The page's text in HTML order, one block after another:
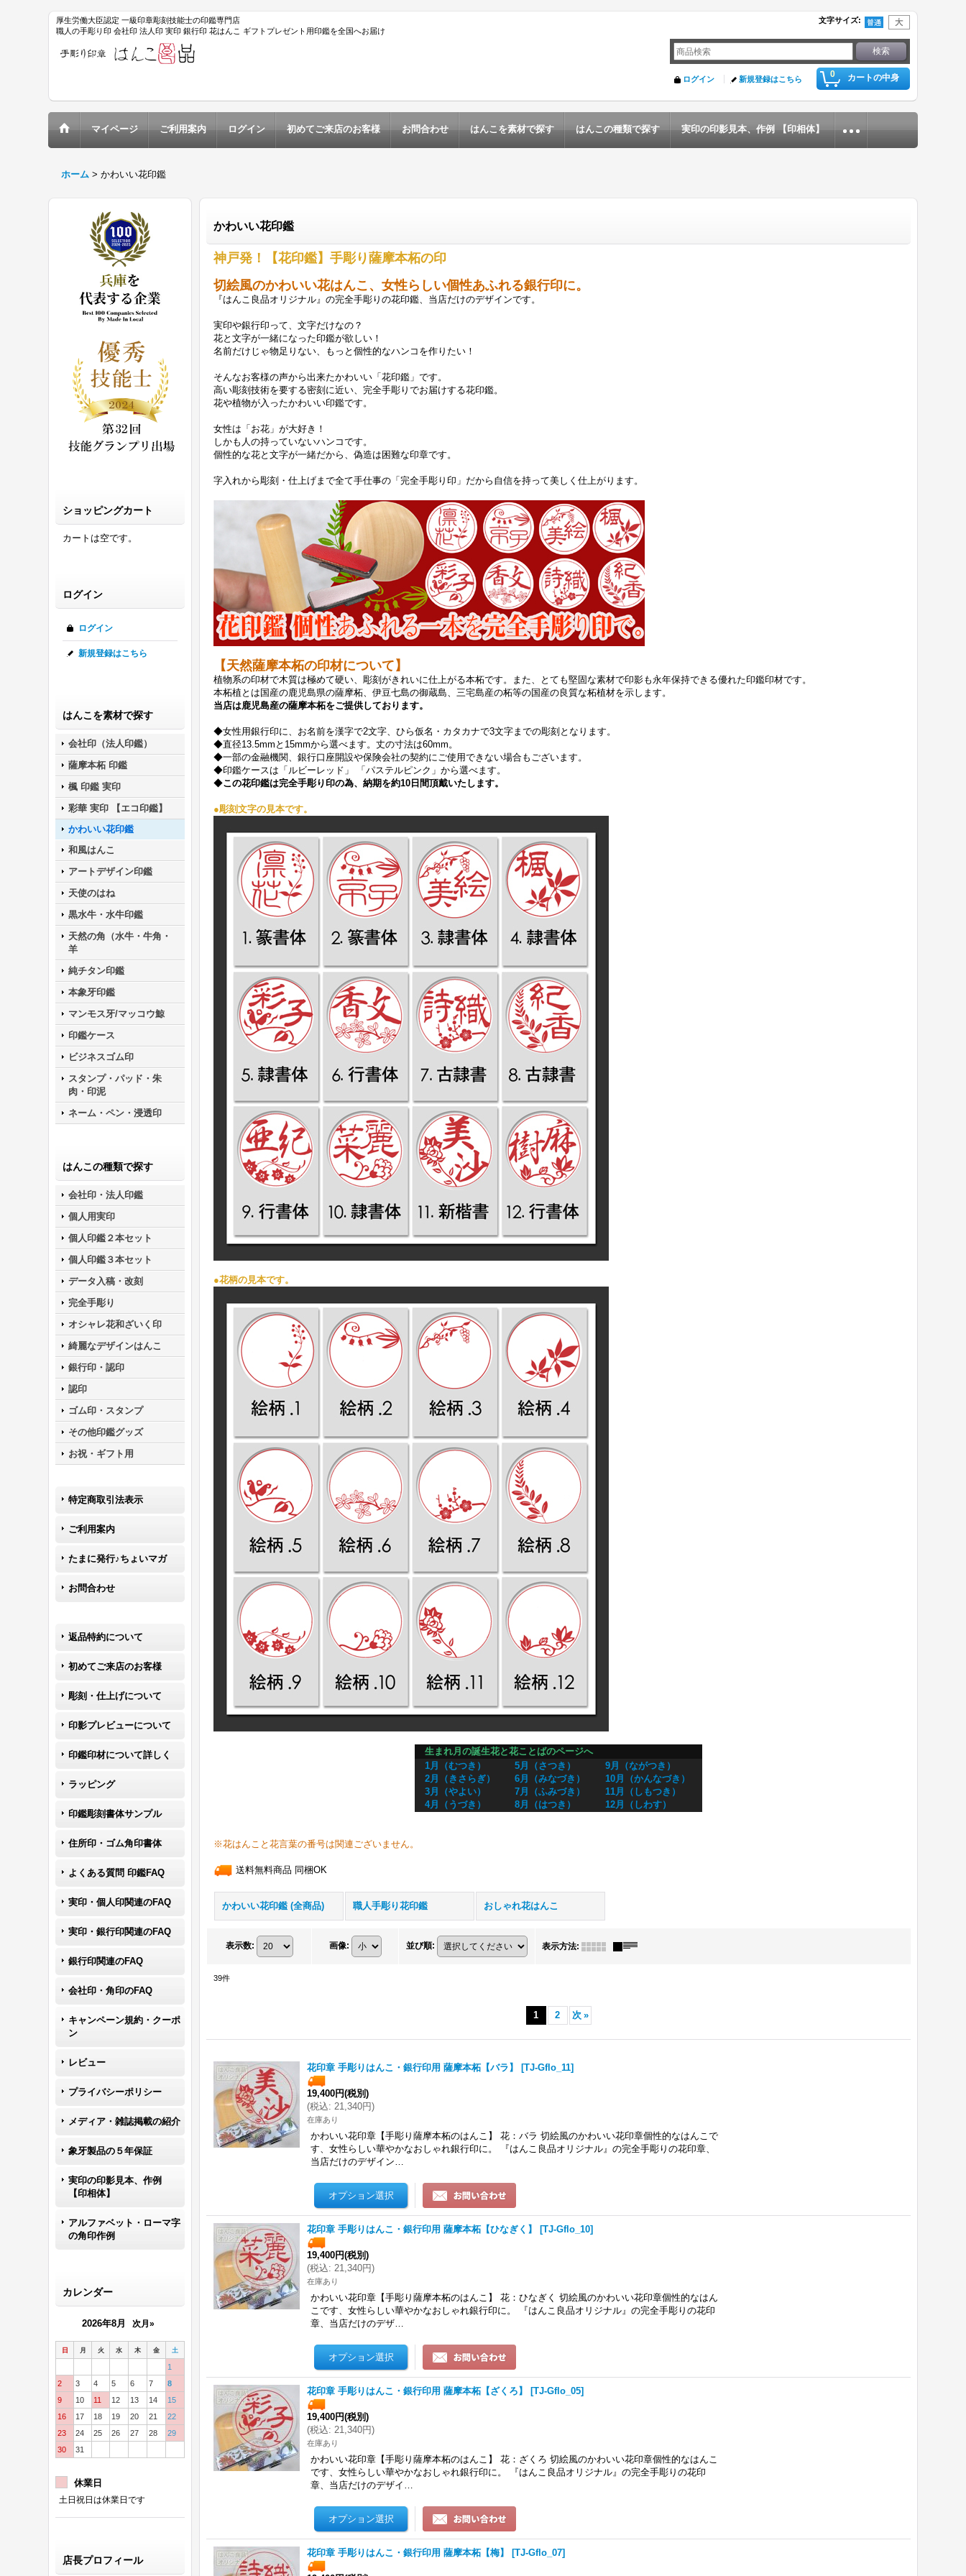
厚生労働大臣認定 一級印章彫刻技能士の印鑑専門店
職人の手彫り印 会社印 法人印 実印 銀行印 花はんこ ギフトプレゼント用印鑑を全国へお届け
文字サイズ:
0 カートの中身
ログイン 新規登録はこちら
マイページ ご利用案内 ログイン 初めてご来店のお客様 お問合わせ はんこを素材で探す はんこの種類で探す 実印の印影見本、作例 【印相体】
ホーム > かわいい花印鑑
ショッピングカート
カートは空です。
ログイン
ログイン
新規登録はこちら
はんこを素材で探す
会社印（法人印鑑）
薩摩本柘 印鑑
楓 印鑑 実印
彩華 実印 【エコ印鑑】
かわいい花印鑑
和風はんこ
アートデザイン印鑑
天使のはね
黒水牛・水牛印鑑
天然の角（水牛・牛角・
羊
純チタン印鑑
本象牙印鑑
マンモス牙/マッコウ鯨
印鑑ケース
ビジネスゴム印
スタンプ・パッド・朱
肉・印泥
ネーム・ペン・浸透印
はんこの種類で探す
会社印・法人印鑑
個人用実印
個人印鑑２本セット
個人印鑑３本セット
データ入稿・改刻
完全手彫り
オシャレ花和ざいく印
綺麗なデザインはんこ
銀行印・認印
認印
ゴム印・スタンプ
その他印鑑グッズ
お祝・ギフト用
特定商取引法表示
ご利用案内
たまに発行♪ちょいマガ
お問合わせ
返品特約について
初めてご来店のお客様
彫刻・仕上げについて
印影プレビューについて
印鑑印材について詳しく
ラッピング
印鑑彫刻書体サンプル
住所印・ゴム角印書体
よくある質問 印鑑FAQ
実印・個人印関連のFAQ
実印・銀行印関連のFAQ
銀行印関連のFAQ
会社印・角印のFAQ
キャンペーン規約・クーポ
ン
レビュー
プライバシーポリシー
メディア・雑誌掲載の紹介
象牙製品の５年保証
実印の印影見本、作例
【印相体】
アルファベット・ローマ字
の角印作例
カレンダー
2026年8月 次月»
日 月 火 水 木 金 土
1
2
3 4 5 6 7
8
9
10 11 12 13 14
15
16
17 18 19 20 21
22
23
24 25 26 27 28
29
30
31
休業日
土日祝日は休業日です
店長プロフィール
かわいい花印鑑
神戸発！【花印鑑】手彫り薩摩本柘の印
切絵風のかわいい花はんこ、女性らしい個性あふれる銀行印に。
『はんこ良品オリジナル』の完全手彫りの花印鑑、当店だけのデザインです。
実印や銀行印って、文字だけなの？
花と文字が一緒になった印鑑が欲しい！
名前だけじゃ物足りない、もっと個性的なハンコを作りたい！
そんなお客様の声から出来たかわいい「花印鑑」です。
高い彫刻技術を要する密刻に近い、完全手彫りでお届けする花印鑑。
花や植物が入ったかわいい印鑑です。
女性は「お花」が大好き！
しかも人の持っていないハンコです。
個性的な花と文字が一緒だから、偽造は困難な印章です。
字入れから彫刻・仕上げまで全て手仕事の「完全手彫り印」だから自信を持って美しく仕上がります。
【天然薩摩本柘の印材について】
植物系の印材で木質は極めて硬い、彫刻がきれいに仕上がる本柘です。また、とても堅固な素材で印影も永年保持できる優れた印鑑印材です。
本柘植とは国産の鹿児島県の薩摩柘、伊豆七島の御蔵島、三宅島産の柘等の国産の良質な柘植材を示します。
当店は鹿児島産の薩摩本柘をご提供しております。
◆女性用銀行印に、お名前を漢字で2文字、ひら仮名・カタカナで3文字までの彫刻となります。
◆直径13.5mmと15mmから選べます。丈の寸法は60mm。
◆一部の金融機関、銀行口座開設や保険会社の契約にご使用できない場合もございます。
◆印鑑ケースは「ルビーレッド」 「パステルピンク」から選べます。
◆この花印鑑は完全手彫り印の為、納期を約10日間頂戴いたします。
●彫刻文字の見本です。
●花柄の見本です。
生まれ月の誕生花と花ことばのページへ
1月（むつき）
2月（きさらぎ）
3月（やよい）
4月（うづき）
5月（さつき）
6月（みなづき）
7月（ふみづき）
8月（はつき）
9月（ながつき）
10月（かんなづき）
11月（しもつき）
12月（しわす）
※花はんこと花言葉の番号は関連ございません。
送料無料商品 同梱OK
かわいい花印鑑 (全商品) 職人手彫り花印鑑 おしゃれ花はんこ
表示数: 画像: 並び順: 表示方法:
39件
1 2 次 »
花印章 手彫りはんこ・銀行印用 薩摩本柘【バラ】 [TJ-Gflo_11]
19,400円(税別)
(税込: 21,340円)
在庫あり
かわいい花印章【手彫り薩摩本柘のはんこ】 花：バラ 切絵風のかわいい花印章個性的なはんこで
す、女性らしい華やかなおしゃれ銀行印に。 『はんこ良品オリジナル』の完全手彫りの花印章、
当店だけのデザイン…
花印章 手彫りはんこ・銀行印用 薩摩本柘【ひなぎく】 [TJ-Gflo_10]
19,400円(税別)
(税込: 21,340円)
在庫あり
かわいい花印章【手彫り薩摩本柘のはんこ】 花：ひなぎく 切絵風のかわいい花印章個性的なはん
こです、女性らしい華やかなおしゃれ銀行印に。 『はんこ良品オリジナル』の完全手彫りの花印
章、当店だけのデザ…
花印章 手彫りはんこ・銀行印用 薩摩本柘【ざくろ】 [TJ-Gflo_05]
19,400円(税別)
(税込: 21,340円)
在庫あり
かわいい花印章【手彫り薩摩本柘のはんこ】 花：ざくろ 切絵風のかわいい花印章個性的なはんこ
です、女性らしい華やかなおしゃれ銀行印に。 『はんこ良品オリジナル』の完全手彫りの花印
章、当店だけのデザイ…
花印章 手彫りはんこ・銀行印用 薩摩本柘【梅】 [TJ-Gflo_07]